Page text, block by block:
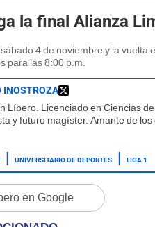
la final Alianza
4 de noviembre y la vuelta
para las 8:00 p.m.
INOSTROZA
Líbero. Licenciado en Ciencias
y futuro magíster. Amante de
UNIVERSITARIO DE DEPORTES LIGA 1
en Google